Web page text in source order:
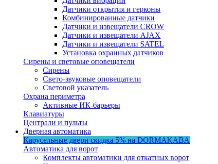
Датчики открытия и герконы
Комбинированные датчики
Датчики и извещатели CROW
Датчики и извещатели AJAX
Датчики и извещатели SATEL
Установка охранных датчиков
Сирены и световые оповещатели
Сирены
Свето-звуковые оповещатели
Световой указатель
Охрана периметра
Активные ИК-барьеры
Клавиатуры
Централи и пульты
Дверная автоматика
Карусельные двери скидка 5% на DORMAKABA
Автоматика для ворот
Комплекты автоматики для откатных ворот